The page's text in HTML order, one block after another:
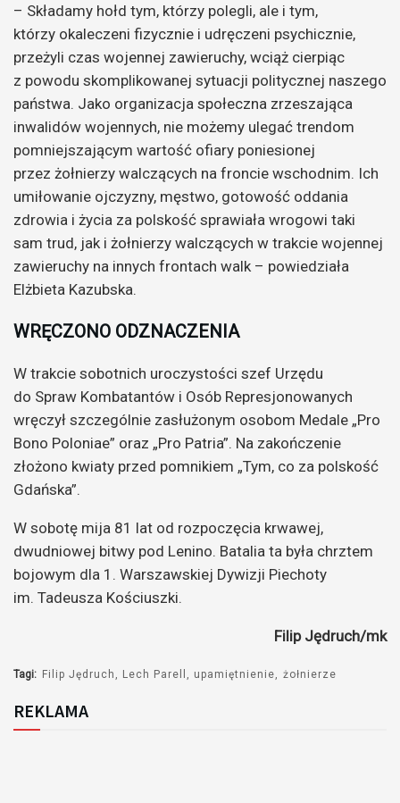
– Składamy hołd tym, którzy polegli, ale i tym,
którzy okaleczeni fizycznie i udręczeni psychicznie,
przeżyli czas wojennej zawieruchy, wciąż cierpiąc
z powodu skomplikowanej sytuacji politycznej naszego
państwa. Jako organizacja społeczna zrzeszająca
inwalidów wojennych, nie możemy ulegać trendom
pomniejszającym wartość ofiary poniesionej
przez żołnierzy walczących na froncie wschodnim. Ich
umiłowanie ojczyzny, męstwo, gotowość oddania
zdrowia i życia za polskość sprawiała wrogowi taki
sam trud, jak i żołnierzy walczących w trakcie wojennej
zawieruchy na innych frontach walk – powiedziała
Elżbieta Kazubska.
WRĘCZONO ODZNACZENIA
W trakcie sobotnich uroczystości szef Urzędu
do Spraw Kombatantów i Osób Represjonowanych
wręczył szczególnie zasłużonym osobom Medale „Pro
Bono Poloniae” oraz „Pro Patria”. Na zakończenie
złożono kwiaty przed pomnikiem „Tym, co za polskość
Gdańska”.
W sobotę mija 81 lat od rozpoczęcia krwawej,
dwudniowej bitwy pod Lenino. Batalia ta była chrztem
bojowym dla 1. Warszawskiej Dywizji Piechoty
im. Tadeusza Kościuszki.
Filip Jędruch/mk
Tagi: Filip Jędruch Lech Parell upamiętnienie żołnierze
REKLAMA